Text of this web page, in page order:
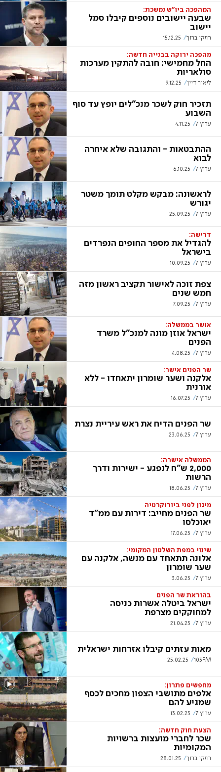
המהפכה ביו"ש נמשכת:
שבעה יישובים נוספים קיבלו סמל
יישוב
חזקי ברוך 15.12.25
מהפכה ירוקה בבנייה חדשה:
החל מחמישי: חובה להתקין מערכות
סולאריות
ליאור דיין 9.12.25
תזכיר חוק לשכר מנכ"לים יופץ עד סוף
השבוע
ערוץ 7 4.11.25
ההתבטאות - והתגובה שלא איחרה
לבוא
ערוץ 7 6.10.25
לראשונה: מבקש מקלט תומך משטר
יגורש
ערוץ 7 25.09.25
דרישה:
להגדיל את מספר החופים הנפרדים
בישראל
ערוץ 7 10.09.25
צפת זוכה לאישור תקציב ראשון מזה
חמש שנים
ערוץ 7 7.09.25
אושר בממשלה:
ישראל אוזן מונה למנכ"ל משרד
הפנים
ערוץ 7 4.08.25
שר הפנים אישר:
אלקנה ושער שומרון יתאחדו - ללא
אורנית
ערוץ 7 16.07.25
שר הפנים הדיח את ראש עיריית נצרת
ערוץ 7 23.06.25
הממשלה אישרה:
2,000 ש"ח לנפגע - ישירות ודרך
הרשות
ערוץ 7 18.06.25
מיגון לפני ביורוקרטיה
שר הפנים מחייב: דירות עם ממ"ד
יאוכלסו
ערוץ 7 17.06.25
שינוי במפת השלטון המקומי:
אלונה תתאחד עם מנשה, אלקנה עם
שער שומרון
ערוץ 7 3.06.25
בהוראת שר הפנים
ישראל ביטלה אשרות כניסה
למחוקקים מצרפת
ערוץ 7 21.04.25
מאות עזתים קיבלו אזרחות ישראלית
103FM
25.02.25
מחפשים פתרון:
אלפים מתושבי הצפון מחכים לכסף
שמגיע להם
ערוץ 7 13.02.25
הצעת חוק חדשה:
שכר לחברי מועצות ברשויות
המקומיות
חזקי ברוך 28.01.25